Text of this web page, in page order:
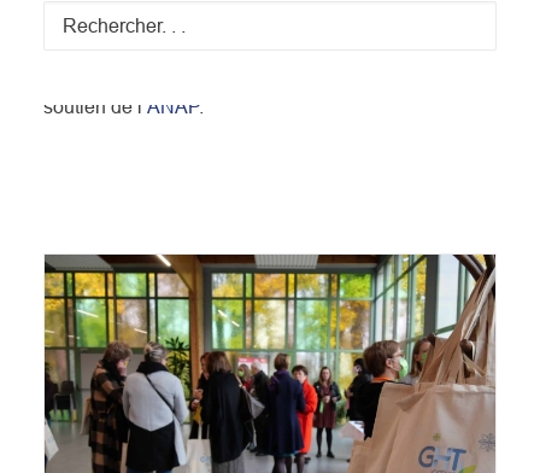
usagers ! 🤝
soutien de l’ ANAP.